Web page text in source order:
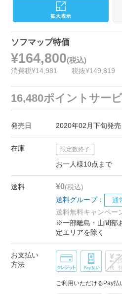
ソフマップ特価
¥164,800(税込)
消費税¥14,981 税抜¥149,819
16,480ポイントサー
発売日 2020年02月下旬発売
在庫 限定数終了
お一人様10点まで
送料 ¥0(税込)
送料グループ：
通
送料無料キャンペー
※一部離島・山間部
定エリアを除く
お支払い
方法
ご利用いただけるPay払